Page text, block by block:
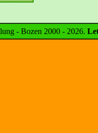
- Bozen 2000 - 2026.